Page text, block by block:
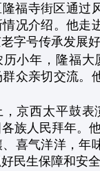
隆福寺街区通过
况介绍。他走
字号传承发展好
历小年，隆福
众亲切交流。
，京西太平鼓表
族人民拜年。
、喜气洋洋，年
民生保障和安